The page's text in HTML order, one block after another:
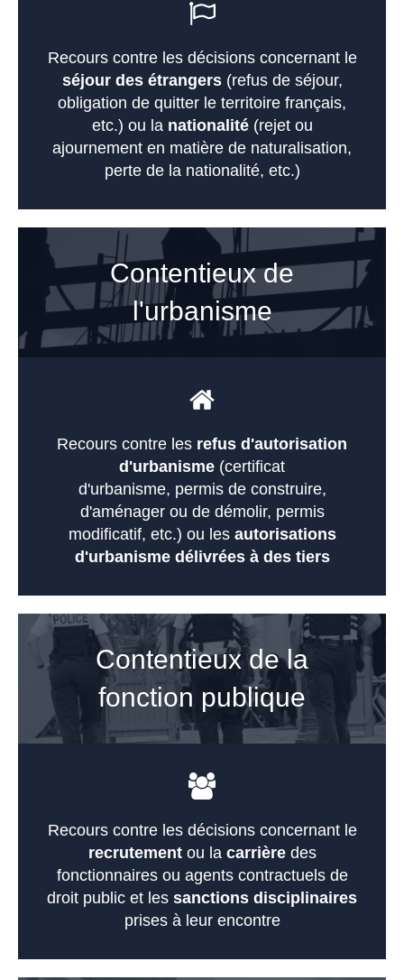
Recours contre les décisions concernant le
séjour des étrangers(refus de séjour,
obligation de quitter le territoire français,
etc.) ou la nationalité(rejet ou
ajournement en matière de naturalisation,
perte de la nationalité, etc.)
Contentieux de
l'urbanisme
Recours contre les refus d'autorisation
d'urbanisme (certificat
d'urbanisme, permis de construire,
d'aménager ou de démolir, permis
modificatif, etc.) ou les autorisations
d'urbanisme délivrées à des tiers
Contentieux de la
fonction publique
Recours contre les décisions concernant le
recrutementou la carrièredes
fonctionnaires ou agents contractuels de
droit public et les sanctions disciplinaires
prises à leur encontre